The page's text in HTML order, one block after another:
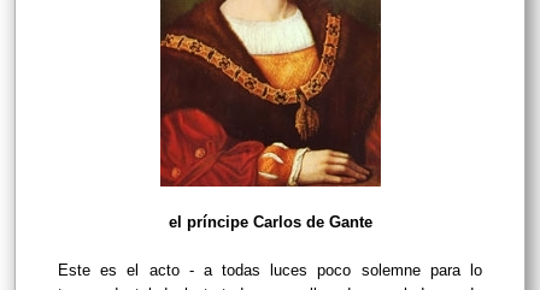
el príncipe Carlos de Gante
Este es el acto - a todas luces poco solemne para lo